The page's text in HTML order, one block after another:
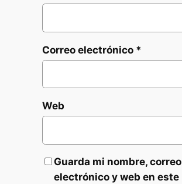
Correo electrónico *
Web
Guarda mi nombre, correo
electrónico y web en este